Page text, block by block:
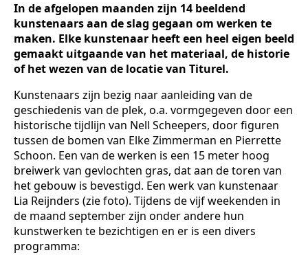
In de afgelopen maanden zijn 14 beeldend
kunstenaars aan de slag gegaan om werken te
maken. Elke kunstenaar heeft een heel eigen beeld
gemaakt uitgaande van het materiaal, de historie
of het wezen van de locatie van Titurel.
Kunstenaars zijn bezig naar aanleiding van de
geschiedenis van de plek, o.a. vormgegeven door een
historische tijdlijn van Nell Scheepers, door figuren
tussen de bomen van Elke Zimmerman en Pierrette
Schoon. Een van de werken is een 15 meter hoog
breiwerk van gevlochten gras, dat aan de toren van
het gebouw is bevestigd. Een werk van kunstenaar
Lia Reijnders (zie foto). Tijdens de vijf weekenden in
de maand september zijn onder andere hun
kunstwerken te bezichtigen en er is een divers
programma: